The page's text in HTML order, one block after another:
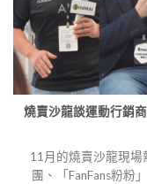
燒賣沙龍談運動行銷
11月的燒賣沙龍現
團、「FanFans粉粉